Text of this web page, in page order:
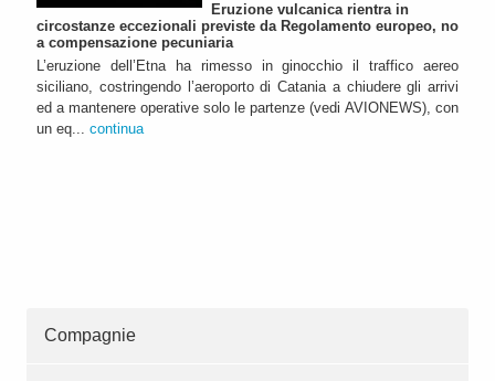
Eruzione vulcanica rientra in
circostanze eccezionali previste da Regolamento europeo, no
a compensazione pecuniaria
L’eruzione dell’Etna ha rimesso in ginocchio il traffico aereo
siciliano, costringendo l’aeroporto di Catania a chiudere gli arrivi
ed a mantenere operative solo le partenze (vedi AVIONEWS), con
un eq... continua
Compagnie